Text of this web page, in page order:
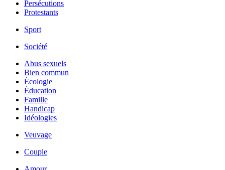
Persécutions
Protestants
Sport
Société
Abus sexuels
Bien commun
Écologie
Éducation
Famille
Handicap
Idéologies
Veuvage
Couple